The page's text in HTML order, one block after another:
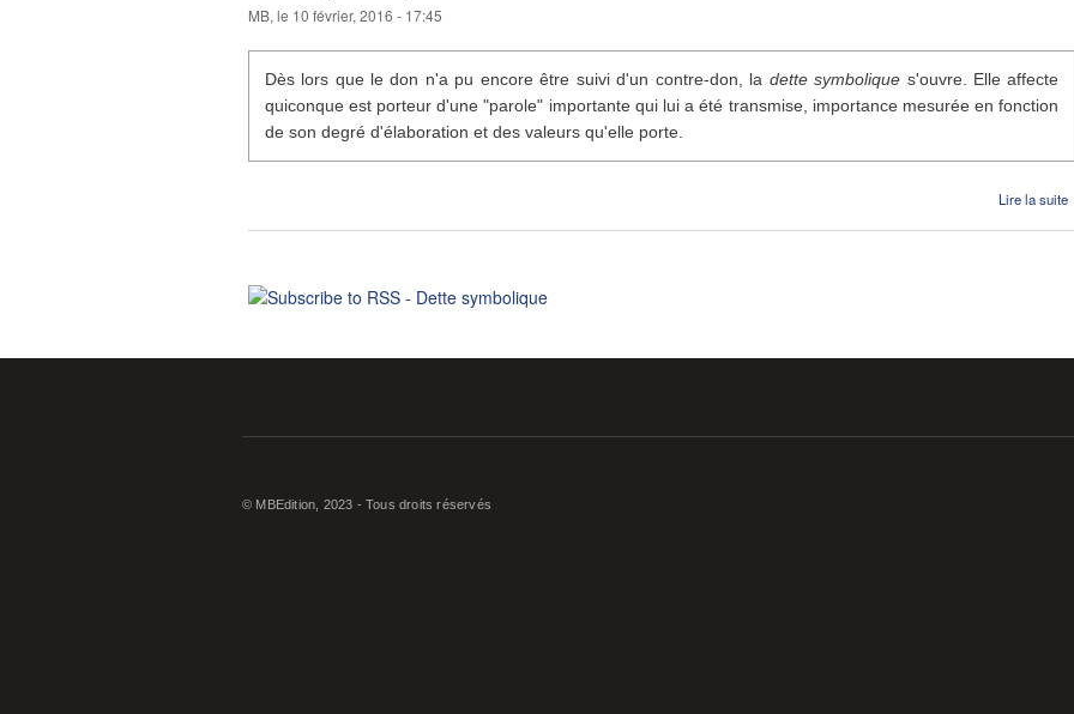
MB, le 10 février, 2016 - 17:45
Dès lors que le don n'a pu encore être suivi d'un contre-don, la dette symbolique s'ouvre. Elle affecte
quiconque est porteur d'une "parole" importante qui lui a été transmise, importance mesurée en fonction
de son degré d'élaboration et des valeurs qu'elle porte.
Lire la suite
© MBEdition, 2023 - Tous droits réservés